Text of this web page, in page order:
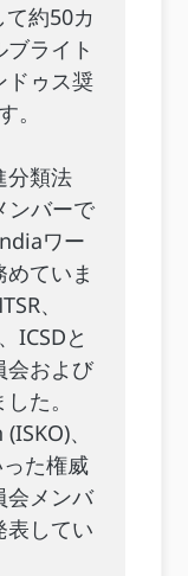
約50カ
ライト
ドゥス奨
。
分類法
ンバーで
ワー
ていま
、
ICSDと
会および
た。
、
た権威
会メンバ
表してい